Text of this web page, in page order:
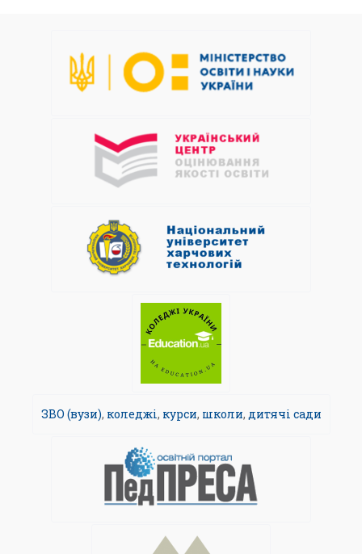
ЗВО (вузи), коледжі, курси, школи, дитячі сади